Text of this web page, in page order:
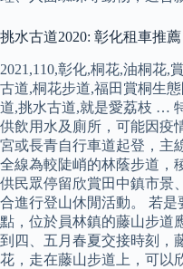
挑水古道2020: 彰化租車推薦
2021,110,彰化,桐花,油桐花,
古道,桐花步道,福田賞桐生
道,挑水古道,就是愛荔枝 …
供飲用水及廁所，可能因疫
宮或長青自行車道起登，主
全線為較陡峭的林蔭步道，
供民眾停留欣賞田中鎮市景
合進行登山休閒活動。 若
點，位於員林鎮的藤山步道
到四、五月春夏交接時刻，
花，走在藤山步道上，可以